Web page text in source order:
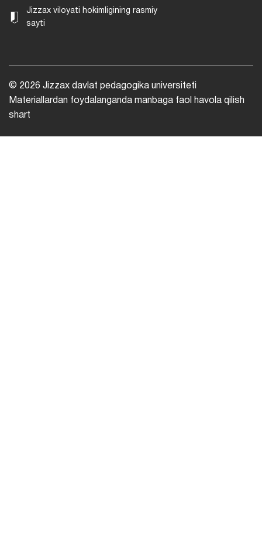
Jizzax viloyati hokimligining rasmiy
sayti
© 2026 Jizzax davlat pedagogika universiteti
Materiallardan foydalanganda manbaga faol havola qilish
shart